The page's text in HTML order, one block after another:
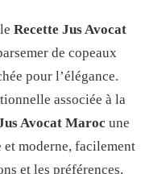
Recette Jus Avocat
de copeaux
pour l’élégance.
associée à la
Avocat Maroc une
moderne, facilement
et les préférences.